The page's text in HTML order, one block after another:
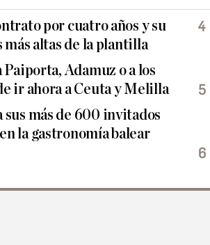
por cuatro años y su
más altas de la plantilla
Adamuz o a los
ir ahora a Ceuta y Melilla
sus más de 600 invitados
la gastronomía balear